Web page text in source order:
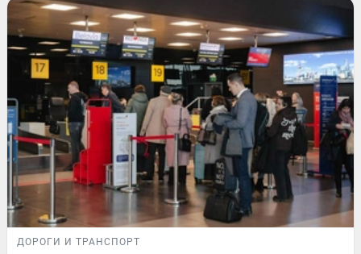
ДОРОГИ И ТРАНСПОРТ